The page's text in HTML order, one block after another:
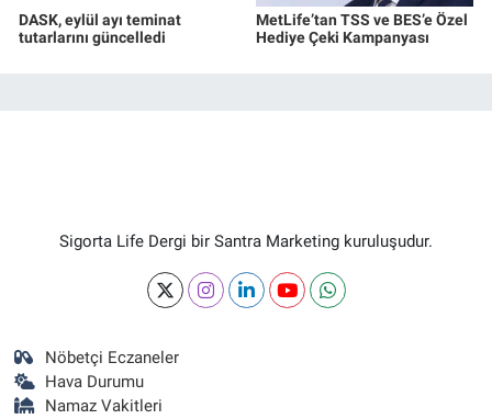
DASK, eylül ayı teminat
tutarlarını güncelledi
MetLife’tan TSS ve BES’e Özel
Hediye Çeki Kampanyası
Sigorta Life Dergi bir Santra Marketing kuruluşudur.
Nöbetçi Eczaneler
Hava Durumu
Namaz Vakitleri